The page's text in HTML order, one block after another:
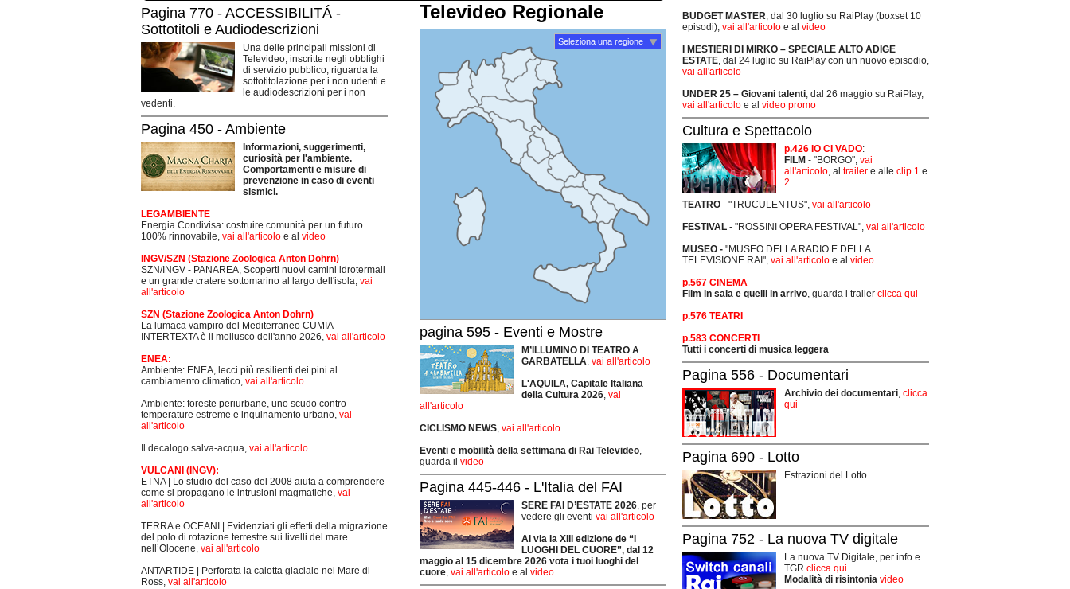
Pagina 770 - ACCESSIBILITÁ -
Sottotitoli e Audiodescrizioni
Una delle principali missioni di
Televideo, inscritte negli obblighi
di servizio pubblico, riguarda la
sottotitolazione per i non udenti e
le audiodescrizioni per i non
vedenti.
Pagina 450 - Ambiente
Informazioni, suggerimenti,
curiosità per l'ambiente.
Comportamenti e misure di
prevenzione in caso di eventi
sismici.
LEGAMBIENTE
Energia Condivisa: costruire comunità per un futuro
100% rinnovabile, vai all'articolo e al video
INGV/SZN (Stazione Zoologica Anton Dohrn)
SZN/INGV - PANAREA, Scoperti nuovi camini idrotermali
e un grande cratere sottomarino al largo dell'isola, vai
all'articolo
SZN (Stazione Zoologica Anton Dohrn)
La lumaca vampiro del Mediterraneo CUMIA
INTERTEXTA è il mollusco dell'anno 2026, vai all'articolo
ENEA:
Ambiente: ENEA, lecci più resilienti dei pini al
cambiamento climatico, vai all'articolo
Ambiente: foreste periurbane, uno scudo contro
temperature estreme e inquinamento urbano, vai
all'articolo
Il decalogo salva-acqua, vai all'articolo
VULCANI (INGV):
ETNA | Lo studio del caso del 2008 aiuta a comprendere
come si propagano le intrusioni magmatiche, vai
all'articolo
TERRA e OCEANI | Evidenziati gli effetti della migrazione
del polo di rotazione terrestre sui livelli del mare
nell’Olocene, vai all'articolo
ANTARTIDE | Perforata la calotta glaciale nel Mare di
Ross, vai all'articolo
Televideo Regionale
Seleziona una regione
pagina 595 - Eventi e Mostre
M’ILLUMINO DI TEATRO A
GARBATELLA. vai all'articolo
L'AQUILA, Capitale Italiana
della Cultura 2026, vai
all'articolo
CICLISMO NEWS, vai all'articolo
Eventi e mobilità della settimana di Rai Televideo,
guarda il video
Pagina 445-446 - L'Italia del FAI
SERE FAI D’ESTATE 2026, per
vedere gli eventi vai all'articolo
Al via la XIII edizione de “I
LUOGHI DEL CUORE”, dal 12
maggio al 15 dicembre 2026 vota i tuoi luoghi del
cuore, vai all'articolo e al video
BUDGET MASTER, dal 30 luglio su RaiPlay (boxset 10
episodi), vai all'articolo e al video
I MESTIERI DI MIRKO – SPECIALE ALTO ADIGE
ESTATE, dal 24 luglio su RaiPlay con un nuovo episodio,
vai all'articolo
UNDER 25 – Giovani talenti, dal 26 maggio su RaiPlay,
vai all'articolo e al video promo
Cultura e Spettacolo
p.426 IO CI VADO:
FILM - "BORGO", vai
all'articolo, al trailer e alle clip 1 e
2
TEATRO - "TRUCULENTUS", vai all'articolo
FESTIVAL - "ROSSINI OPERA FESTIVAL", vai all'articolo
MUSEO - "MUSEO DELLA RADIO E DELLA
TELEVISIONE RAI", vai all'articolo e al video
p.567 CINEMA
Film in sala e quelli in arrivo, guarda i trailer clicca qui
p.576 TEATRI
p.583 CONCERTI
Tutti i concerti di musica leggera
Pagina 556 - Documentari
Archivio dei documentari, clicca
qui
Pagina 690 - Lotto
Estrazioni del Lotto
Pagina 752 - La nuova TV digitale
La nuova TV Digitale, per info e
TGR clicca qui
Modalità di risintonia video